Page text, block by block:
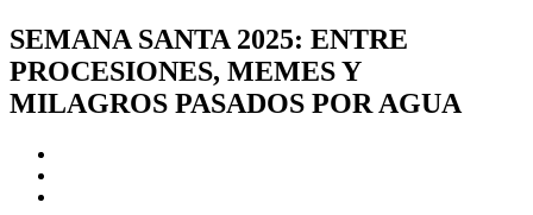
SEMANA SANTA 2025: ENTRE
PROCESIONES, MEMES Y
MILAGROS PASADOS POR AGUA